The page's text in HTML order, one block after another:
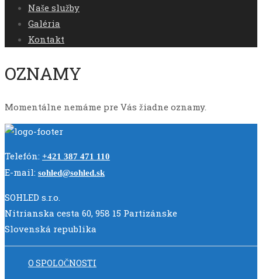
Naše služby
Galéria
Kontakt
OZNAMY
Momentálne nemáme pre Vás žiadne oznamy.
Telefón: +421 387 471 110
E-mail: sohled@sohled.sk
SOHLED s.r.o.
Nitrianska cesta 60, 958 15 Partizánske
Slovenská republika
O SPOLOČNOSTI